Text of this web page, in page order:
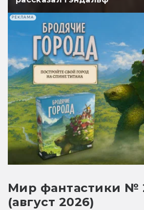
РЕКЛАМА
Мир фантастики №
(август 2026)